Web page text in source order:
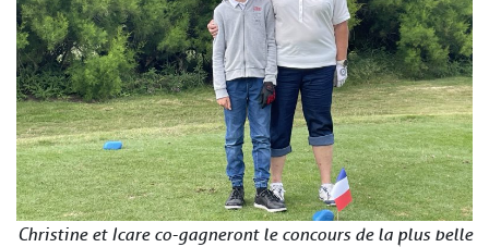
Christine et Icare co-gagneront le concours de la plus belle